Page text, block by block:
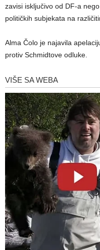
zavisi isključivo od DF-a
političkih subjekata na
Alma Čolo je najavila
protiv Schmidtove odluke.